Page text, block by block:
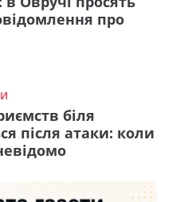
про
біля
після атаки: коли